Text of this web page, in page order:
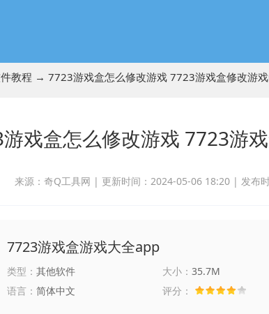
教程 → 7723游戏盒怎么修改游戏 7723游戏盒修改游
戏盒怎么修改游戏 7723游
来源：奇Q工具网 | 更新时间：2024-05-06 18:20 | 发布
7723游戏盒游戏大全app
类型： 其他软件 大小：35.7M
语言： 简体中文 评分：